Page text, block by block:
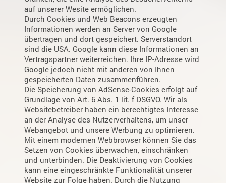
auf unserer Wesite ermöglichen.
Durch Cookies und Web Beacons erzeugten
Informationen werden an Server von Google
übertragen und dort gespeichert. Serverstandort
sind die USA. Google kann diese Informationen an
Vertragspartner weiterreichen. Ihre IP-Adresse wird
Google jedoch nicht mit anderen von Ihnen
gespeicherten Daten zusammenführen.
Die Speicherung von AdSense-Cookies erfolgt auf
Grundlage von Art. 6 Abs. 1 lit. f DSGVO. Wir als
Websitebetreiber haben ein berechtigtes Interesse
an der Analyse des Nutzerverhaltens, um unser
Webangebot und unsere Werbung zu optimieren.
Mit einem modernen Webbrowser können Sie das
Setzen von Cookies überwachen, einschränken
und unterbinden. Die Deaktivierung von Cookies
kann eine eingeschränkte Funktionalität unserer
Website zur Folge haben. Durch die Nutzung